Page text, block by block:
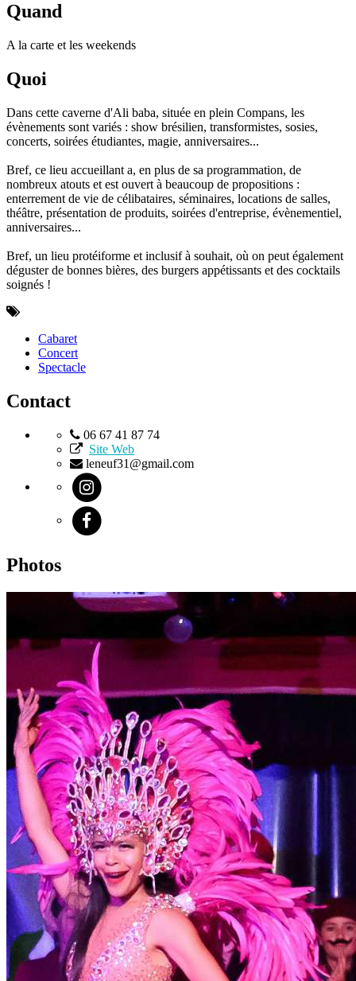
Quand
A la carte et les weekends
Quoi
Dans cette caverne d'Ali baba, située en plein Compans, les
évènements sont variés : show brésilien, transformistes, sosies,
concerts, soirées étudiantes, magie, anniversaires...
Bref, ce lieu accueillant a, en plus de sa programmation, de
nombreux atouts et est ouvert à beaucoup de propositions :
enterrement de vie de célibataires, séminaires, locations de salles,
théâtre, présentation de produits, soirées d'entreprise, évènementiel,
anniversaires...
Bref, un lieu protéiforme et inclusif à souhait, où on peut également
déguster de bonnes bières, des burgers appétissants et des cocktails
soignés !
Cabaret
Concert
Spectacle
Contact
06 67 41 87 74
Site Web
leneuf31@gmail.com
Photos